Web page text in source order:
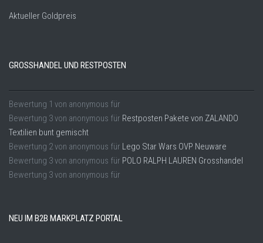
Aktueller Goldpreis
GROSSHANDEL UND RESTPOSTEN
Bewertung 1 von anonymous für
Bewertung 3von anonymous für Restposten Pakete von ZALANDO
Textilien bunt gemischt
Bewertung 2von anonymous für Lego Star Wars OVP Neuware
Bewertung 3von anonymous für POLO RALPH LAUREN Grosshandel
Bewertung 3von anonymous für
NEU IM B2B MARKPLATZ PORTAL